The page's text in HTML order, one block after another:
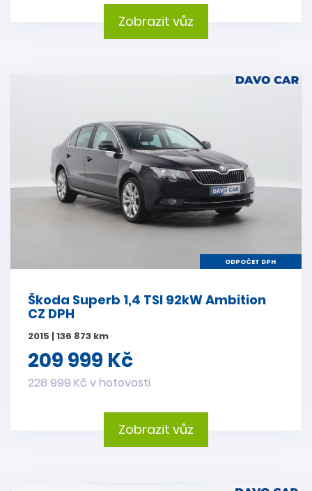
Zobrazit vůz
ODPOČET DPH
Škoda Superb 1,4 TSI 92kW Ambition
CZ DPH
2015 | 136 873 km
209 999 Kč
228 999 Kč v hotovosti
Zobrazit vůz